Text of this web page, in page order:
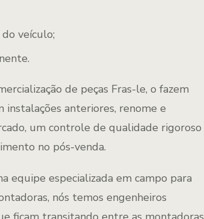
veículo;
de peças Fras-le, o fazem
anteriores, renome e
um controle de qualidade rigoroso
no pós-venda.
equipe especializada em campo para
nós temos engenheiros